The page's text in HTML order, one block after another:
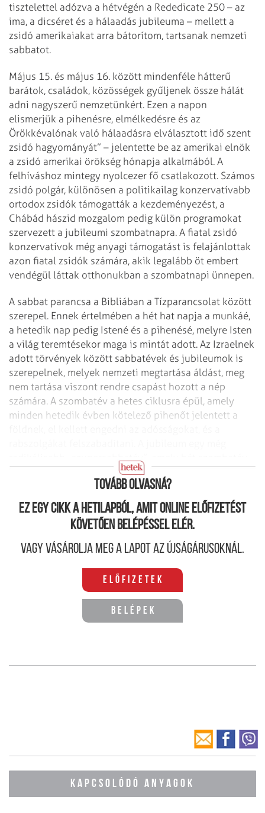
tisztelettel adózva a hétvégén a Rededicate 250 – az
ima, a dicséret és a hálaadás jubileuma – mellett a
zsidó amerikaiakat arra bátorítom, tartsanak nemzeti
sabbatot.
Május 15. és május 16. között mindenféle hátterű
barátok, családok, közösségek gyűljenek össze hálát
adni nagyszerű nemzetünkért. Ezen a napon
elismerjük a pihenésre, elmélkedésre és az
Örökkévalónak való hálaadásra elválasztott idő szent
zsidó hagyományát” – jelentette be az amerikai elnök
a zsidó amerikai örökség hónapja alkalmából. A
felhíváshoz mintegy nyolcezer fő csatlakozott. Számos
zsidó polgár, különösen a politikailag konzervatívabb
ortodox zsidók támogatták a kezdeményezést, a
Chábád hászid mozgalom pedig külön programokat
szervezett a jubileumi szombatnapra. A fiatal zsidó
konzervatívok még anyagi támogatást is felajánlottak
azon fiatal zsidók számára, akik legalább öt embert
vendégül láttak otthonukban a szombatnapi ünnepen.
A sabbat parancsa a Bibliában a Tízparancsolat között
szerepel. Ennek értelmében a hét hat napja a munkáé,
a hetedik nap pedig Istené és a pihenésé, melyre Isten
a világ teremtésekor maga is mintát adott. Az Izraelnek
adott törvények között sabbatévek és jubileumok is
szerepelnek, melyek nemzeti megtartása áldást, meg
nem tartása viszont rendre csapást hozott a nép
számára. A szombatév a hetes ciklusra épül, amely
minden hetedik évben kötelező pihenőt jelentett a
(49 év) után, az 50. évben következett.
Tovább olvasná?
Ez egy cikk a hetilapból, amit online előfizetést
követően belépéssel elér.
Vagy vásárolja meg a lapot az újságárusoknál.
Előfizetek
Belépek
KAPCSOLÓDÓ ANYAGOK